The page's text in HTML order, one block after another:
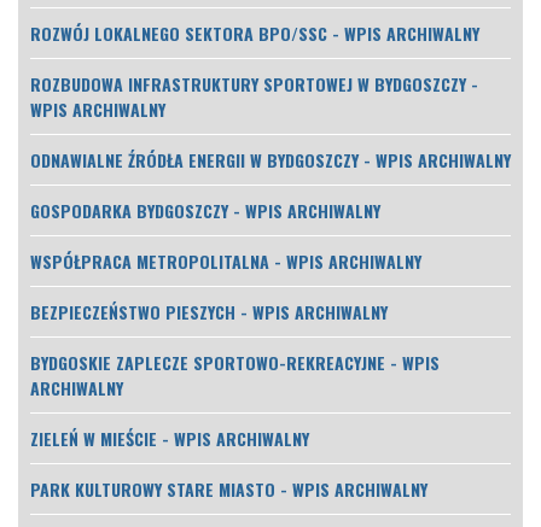
ROZWÓJ LOKALNEGO SEKTORA BPO/SSC - WPIS ARCHIWALNY
ROZBUDOWA INFRASTRUKTURY SPORTOWEJ W BYDGOSZCZY -
WPIS ARCHIWALNY
ODNAWIALNE ŹRÓDŁA ENERGII W BYDGOSZCZY - WPIS ARCHIWALNY
GOSPODARKA BYDGOSZCZY - WPIS ARCHIWALNY
WSPÓŁPRACA METROPOLITALNA - WPIS ARCHIWALNY
BEZPIECZEŃSTWO PIESZYCH - WPIS ARCHIWALNY
BYDGOSKIE ZAPLECZE SPORTOWO-REKREACYJNE - WPIS
ARCHIWALNY
ZIELEŃ W MIEŚCIE - WPIS ARCHIWALNY
PARK KULTUROWY STARE MIASTO - WPIS ARCHIWALNY